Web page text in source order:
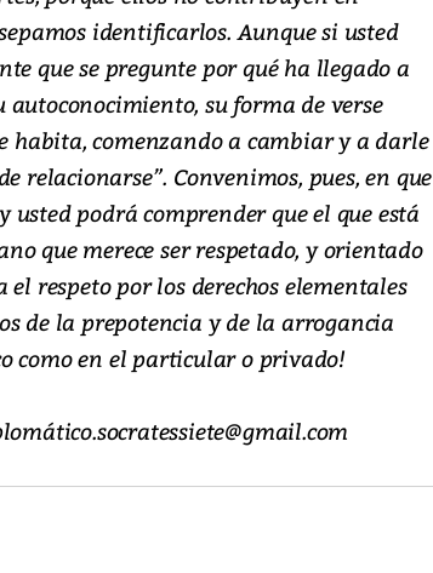
identificarlos. Aunque si usted
que se pregunte por qué ha llegado a
su forma de verse
habita, comenzando a cambiar y a darle
relacionarse”. Convenimos, pues, en que
podrá comprender que el que está
que merece ser respetado, y orientado
respeto por los derechos elementales
de la prepotencia y de la arrogancia
como en el particular o privado!